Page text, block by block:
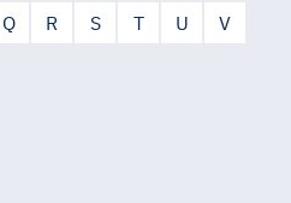
Q R S T U
V